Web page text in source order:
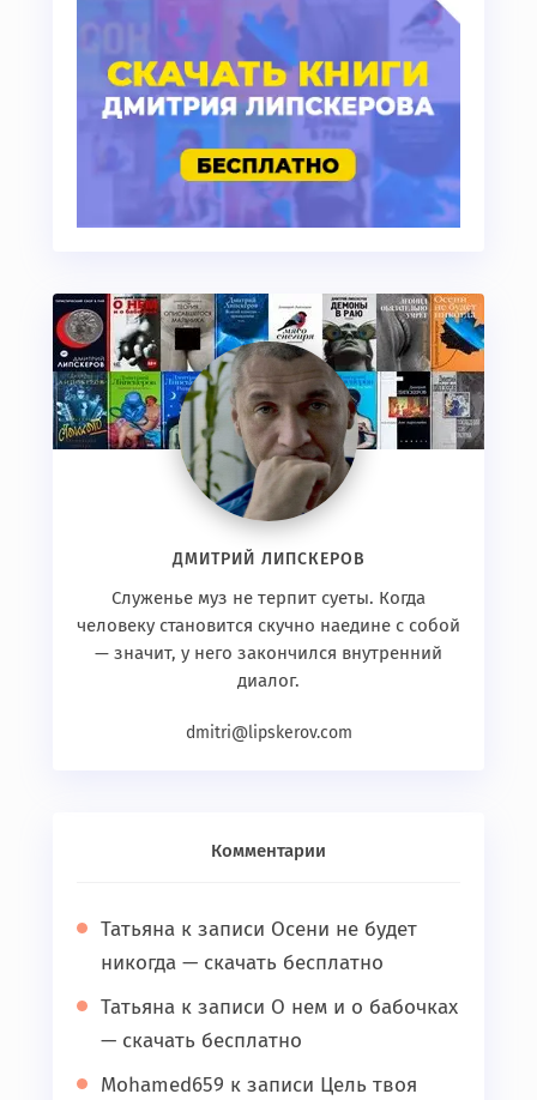
ДМИТРИЙ ЛИПСКЕРОВ
Служенье муз не терпит суеты. Когда
человеку становится скучно наедине с собой
— значит, у него закончился внутренний
диалог.
dmitri@lipskerov.com
Комментарии
Татьяна к записи Осени не будет
никогда — скачать бесплатно
Татьяна к записи О нем и о бабочках
— скачать бесплатно
Mohamed659 к записи Цель твоя